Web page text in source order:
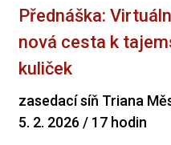
Přednáška:
nová cesta k
kuliček
zasedací síň Triana
5. 2. 2026 / 17 hodin